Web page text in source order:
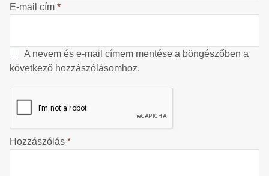
E-mail cím *
A nevem és e-mail címem mentése a böngészőben a
következő hozzászólásomhoz.
Hozzászólás *